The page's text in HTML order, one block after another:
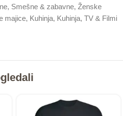
, Smešne & zabavne, Ženske
majice, Kuhinja, Kuhinja, TV & Filmi